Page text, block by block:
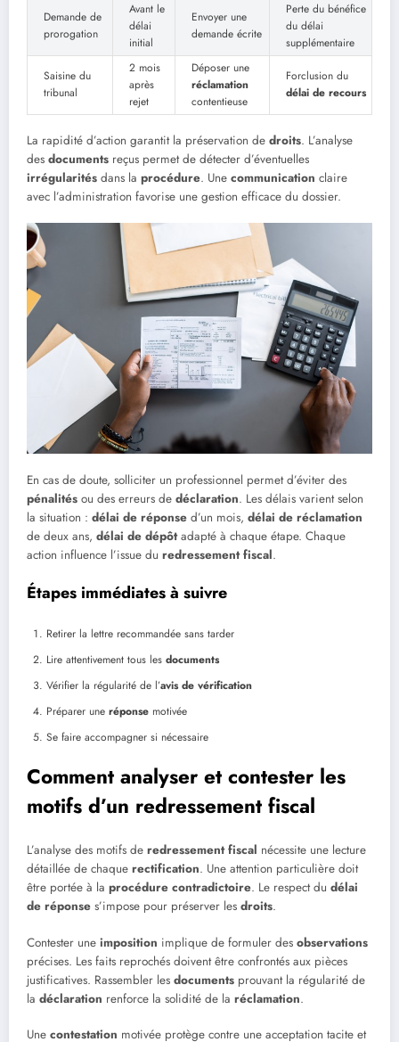
Demande de
prorogation
Avant le
délai
initial
Envoyer une
demande écrite
Perte du bénéfice
du délai
supplémentaire
Saisine du
tribunal
2 mois
après
rejet
Déposer une
réclamation
contentieuse
Forclusion du
délai de recours
La rapidité d’action garantit la préservation de droits. L’analyse
des documents reçus permet de détecter d’éventuelles
irrégularités dans la procédure. Une communication claire
avec l’administration favorise une gestion efficace du dossier.
En cas de doute, solliciter un professionnel permet d’éviter des
pénalités ou des erreurs de déclaration. Les délais varient selon
la situation : délai de réponse d’un mois, délai de réclamation
de deux ans, délai de dépôtadapté à chaque étape. Chaque
action influence l’issue du redressement fiscal.
Étapes immédiates à suivre
Retirer la lettre recommandée sans tarder
Lire attentivement tous les documents
Vérifier la régularité de l’avis de vérification
Préparer une réponse motivée
Se faire accompagner si nécessaire
Comment analyser et contester les
motifs d’un redressement fiscal
L’analyse des motifs de redressement fiscal nécessite une lecture
détaillée de chaque rectification. Une attention particulière doit
être portée à la procédure contradictoire. Le respect du délai
de réponse s’impose pour préserver les droits.
Contester une imposition implique de formuler des observations
précises. Les faits reprochés doivent être confrontés aux pièces
justificatives. Rassembler les documents prouvant la régularité de
la déclaration renforce la solidité de la réclamation.
Une contestation motivée protège contre une acceptation tacite et